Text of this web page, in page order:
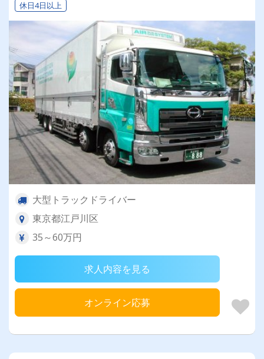
休日4日以上
大型トラックドライバー
東京都江戸川区
35～60万円
求人内容を見る
オンライン応募